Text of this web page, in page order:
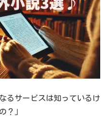
るサービスは知っているけ
？」